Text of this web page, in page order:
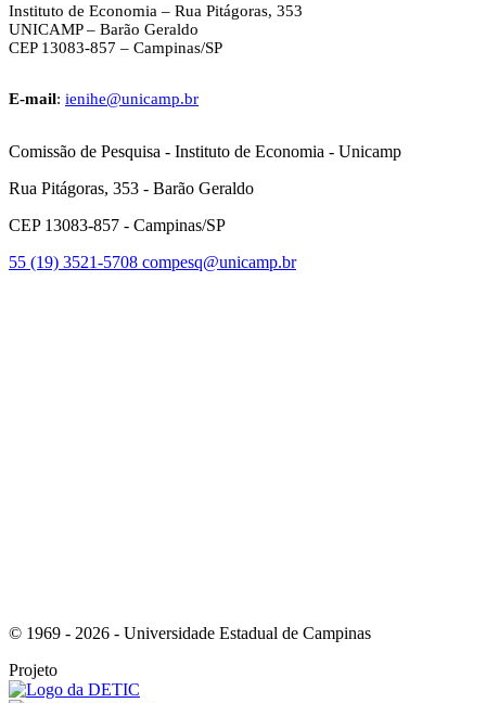
Instituto de Economia – Rua Pitágoras, 353
UNICAMP – Barão Geraldo
CEP 13083-857 – Campinas/SP
E-mail: ienihe@unicamp.br
Comissão de Pesquisa - Instituto de Economia - Unicamp
Rua Pitágoras, 353 - Barão Geraldo
CEP 13083-857 - Campinas/SP
55 (19) 3521-5708 compesq@unicamp.br
© 1969 - 2026 - Universidade Estadual de Campinas
Projeto